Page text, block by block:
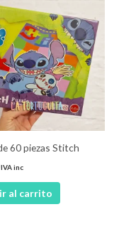
60 piezas Stitch
IVA inc
al carrito